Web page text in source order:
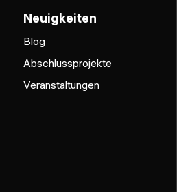
Neuigkeiten
Blog
Abschlussprojekte
Veranstaltungen